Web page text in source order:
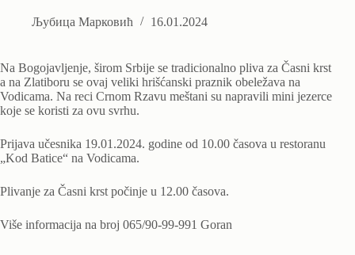
Љубица Марковић 16.01.2024
Na Bogojavljenje, širom Srbije se tradicionalno pliva za Časni krst
a na Zlatiboru se ovaj veliki hrišćanski praznik obeležava na
Vodicama. Na reci Crnom Rzavu meštani su napravili mini jezerce
koje se koristi za ovu svrhu.
Prijava učesnika 19.01.2024. godine od 10.00 časova u restoranu
„Kod Batice“ na Vodicama.
Plivanje za Časni krst počinje u 12.00 časova.
Više informacija na broj 065/90-99-991 Goran